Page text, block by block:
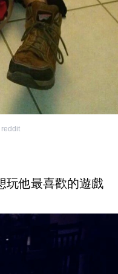
reddit
玩他最喜歡的遊戲